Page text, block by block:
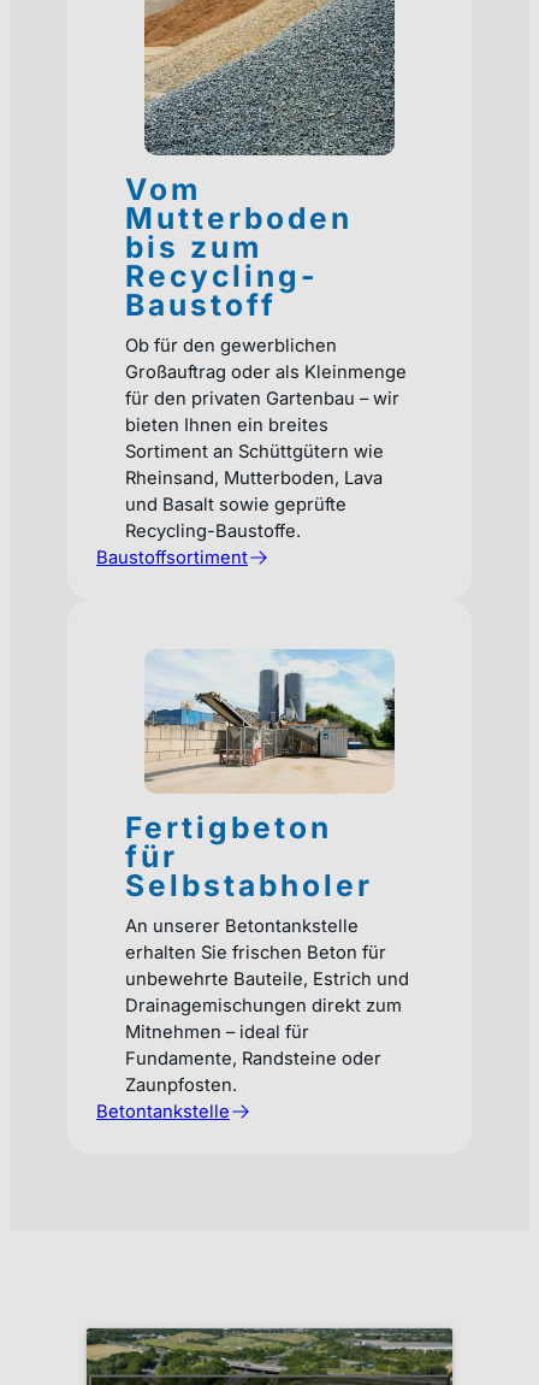
Vom
Mutterboden
bis zum
Recycling-
Baustoff
Ob für den gewerblichen
Großauftrag oder als Kleinmenge
für den privaten Gartenbau – wir
bieten Ihnen ein breites
Sortiment an Schüttgütern wie
Rheinsand, Mutterboden, Lava
und Basalt sowie geprüfte
Recycling-Baustoffe.
Baustoffsortiment
Fertigbeton
für
Selbstabholer
An unserer Betontankstelle
erhalten Sie frischen Beton für
unbewehrte Bauteile, Estrich und
Drainagemischungen direkt zum
Mitnehmen – ideal für
Fundamente, Randsteine oder
Zaunpfosten.
Betontankstelle